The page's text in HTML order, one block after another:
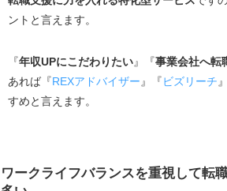
転職エージェントからリアルな情
職エージェント
ハイスタ会計士
マイナビ転職 会計士
まとめ
ントと言えます。
『年収UPにこだわりたい』『事業会社へ転
あれば『REXアドバイザー 』『ビズリーチ
すめと言えます。
ワークライフバランスを重視して転